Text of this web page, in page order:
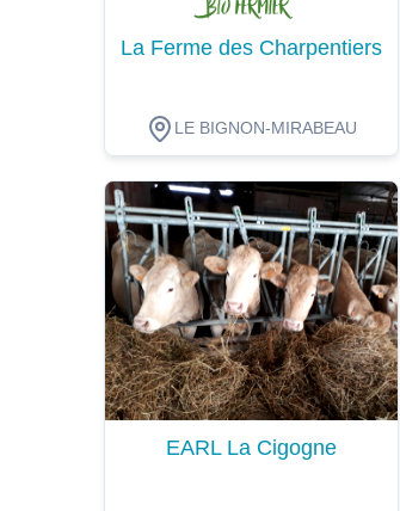
La Ferme des Charpentiers
LE BIGNON-MIRABEAU
Dégustation
EARL La Cigogne